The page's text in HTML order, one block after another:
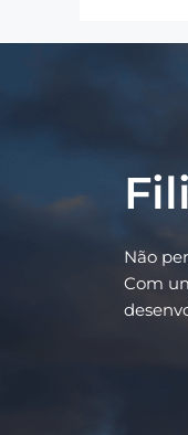
Não
Com